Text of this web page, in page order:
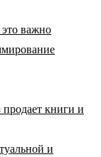
важно
книги и
и